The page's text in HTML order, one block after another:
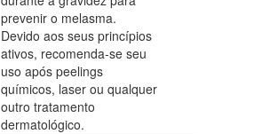
prevenir o melasma.
Devido aos seus princípios
ativos, recomenda-se seu
uso após peelings
químicos, laser ou qualquer
outro tratamento
dermatológico.